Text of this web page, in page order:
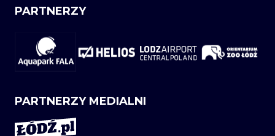
PARTNERZY
PARTNERZY MEDIALNI